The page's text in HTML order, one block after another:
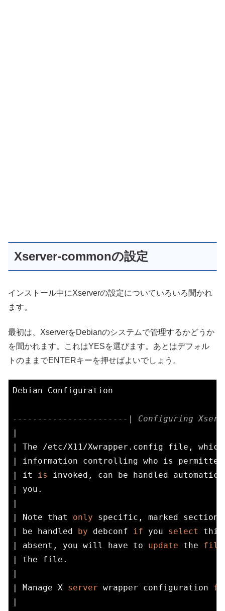
Xserver-commonの設定
インストール中にXserverの設定についていろいろ聞かれ
ます。
最初は、XserverをDebianのシステムで管理するかどうか
を聞かれます。これはYESを選びます。あとはデフォル
トのままでENTERキーを押せばよいでしょう。
Debian Configuration
-----------------------| Configuring
|
| The /etc/X11/Xwrapper.config file,
| information controlling who is
| it
is
invoked, can be handled
| you.
|
| Note that only specific, marked
| be handled by debconf if you select
| absent, you will have to update the file
| the file.
|
| Manage X server wrapper configuration
|